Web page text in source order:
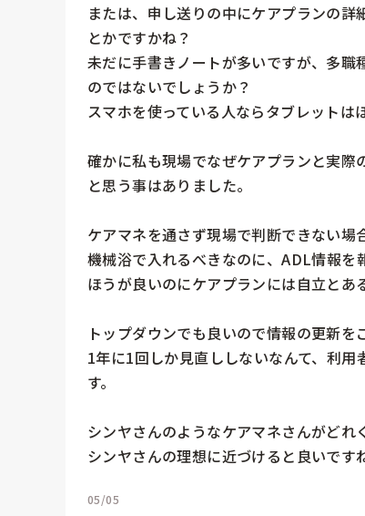
または、申し送りの中にケアプランの
とかですかね？
未だに手書きノートが多いですが、多
のではないでしょうか？
スマホを使っている人ならタブレットは
確かに私も現場でなぜケアプランと実際
と思う事はありました。
ケアマネを通さず現場で判断できない
機械浴で入れるべきなのに、ADL情報
ほうが良いのにケアプランには自立とあ
トップダウンでも良いので情報の更新を
1年に1回しか見直ししないなんて、利
す。
シンヤさんのようなケアマネさんがどれ
シンヤさんの理想に近づけると良いです
05/05